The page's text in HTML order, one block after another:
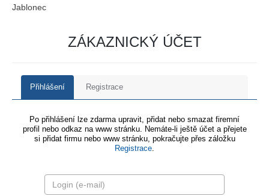
Jablonec
ZÁKAZNICKÝ ÚČET
Přihlášení Registrace
Po přihlášení lze zdarma upravit, přidat nebo smazat firemní
profil nebo odkaz na www stránku. Nemáte-li ještě účet a přejete
si přidat firmu nebo www stránku, pokračujte přes záložku
Registrace.